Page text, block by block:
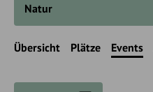
Natur
Übersicht Plätze Events